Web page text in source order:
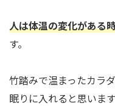
人は体温の変化がある
す。
竹踏みで温まったカラ
眠りに入れると思います